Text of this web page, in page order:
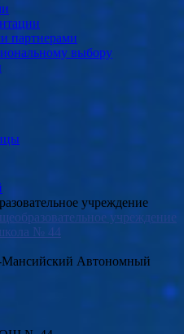
партнерами
выбору
учреждение
учреждение
№ 44
Мансийский Автономный